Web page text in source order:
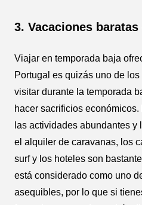
3. Vacaciones
Viajar en temporada baja
Portugal es quizás uno de
visitar durante la temporada
hacer sacrificios
las actividades abundantes y
el alquiler de caravanas, los
surf y los hoteles son
está considerado como uno
asequibles, por lo que si